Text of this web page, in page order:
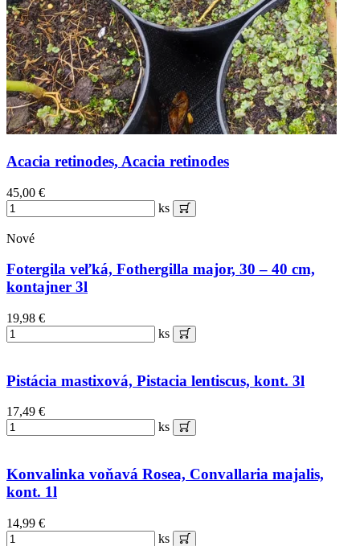
Acacia retinodes, Acacia retinodes
45,00 €
ks
Nové
Fotergila veľká, Fothergilla major, 30 – 40 cm,
kontajner 3l
19,98 €
ks
Pistácia mastixová, Pistacia lentiscus, kont. 3l
17,49 €
ks
Konvalinka voňavá Rosea, Convallaria majalis,
kont. 1l
14,99 €
ks